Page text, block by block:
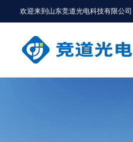
欢迎来到 山东竞道光电科技有限公司